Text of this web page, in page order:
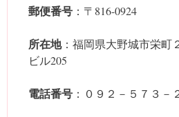
郵便番号 ：〒816-0924
所在地：福岡県大野城市栄
ビル205
電話番号 ：０９２－５７３－